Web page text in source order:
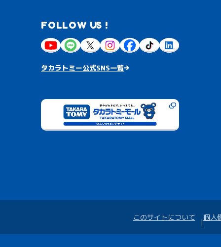
FOLLOW US !
タカラトミー公式SNS一覧
このサイトについて 個人